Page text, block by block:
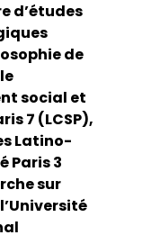
d’études
de
social et
7 (LCSP),
Latino-
Paris 3
sur